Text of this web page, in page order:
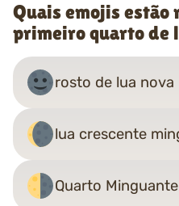
Quais emojis estão
primeiro quarto de
rosto de lua nova
lua crescente
Quarto Minguante